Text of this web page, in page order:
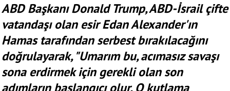
ABD Başkanı Donald Trump, ABD-İsrail çifte
vatandaşı olan esir Edan Alexander'ın
Hamas tarafından serbest bırakılacağını
doğrulayarak, "Umarım bu, acımasız savaşı
sona erdirmek için gerekli olan son
adımların başlangıcı olur. O kutlama